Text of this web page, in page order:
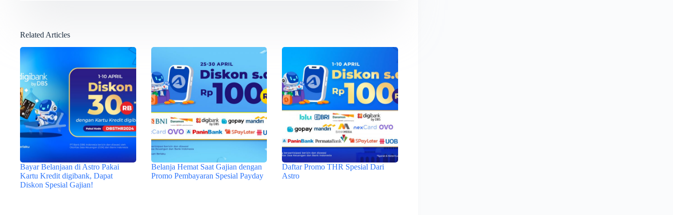
Related Articles
Bayar Belanjaan di Astro Pakai
Kartu Kredit digibank, Dapat
Diskon Spesial Gajian!
Belanja Hemat Saat Gajian dengan
Promo Pembayaran Spesial Payday
Daftar Promo THR Spesial Dari
Astro